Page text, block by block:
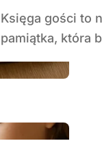
Księga gości to nie tylko zapis imion i życzeń – to
pamiątka, która